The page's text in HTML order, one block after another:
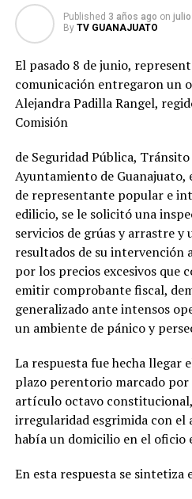
Published 3 años ago on
By TV GUANAJUATO
El pasado 8 de junio,
comunicación entregaron un
Alejandra Padilla Rangel,
Comisión
de Seguridad Pública,
Ayuntamiento de Guanajuato,
de representante popular e
edilicio, se le solicitó una
servicios de grúas y arrastre
resultados de su intervención
por los precios excesivos que
emitir comprobante fiscal,
generalizado ante intensos
un ambiente de pánico y
La respuesta fue hecha llegar
plazo perentorio marcado por
artículo octavo
irregularidad esgrimida con el
había un domicilio en el oficio
En esta respuesta se sintetiza